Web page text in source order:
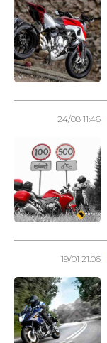
24/08 11:46
19/01 21:06